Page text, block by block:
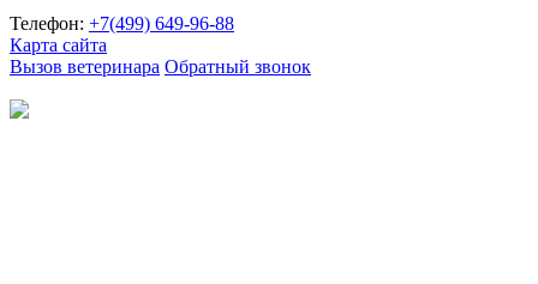
Телефон: +7(499) 649-96-88
Карта сайта
Вызов ветеринара Обратный звонок